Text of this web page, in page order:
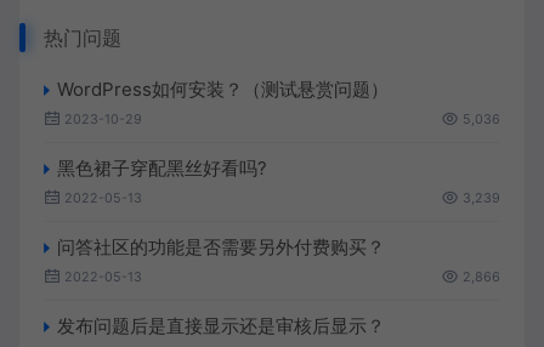
热门问题
WordPress如何安装？（测试悬赏问题）
2023-10-29 5,036
黑色裙子穿配黑丝好看吗?
2022-05-13 3,239
问答社区的功能是否需要另外付费购买？
2022-05-13 2,866
发布问题后是直接显示还是审核后显示？